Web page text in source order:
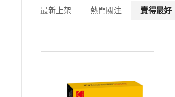
工業用記憶卡
商用系列最新上架 熱門關注 賣得最好